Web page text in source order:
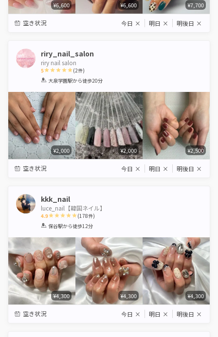
¥6,600 ¥6,600 ¥7,700
空き状況 今日 × 明日 × 明後日 ×
riry_nail_salon
riry nail salon
5
1 2 3 4 5
(2件)
大泉学園駅から徒歩20分
¥2,000 ¥2,000 ¥2,500
空き状況 今日 × 明日 × 明後日 ×
kkk_nail
luce_nail【韓国ネイル】
4.9
1 2 3 4 5
(178件)
保谷駅から徒歩12分
¥4,300 ¥4,300 ¥4,300
空き状況 今日 × 明日 × 明後日 ×